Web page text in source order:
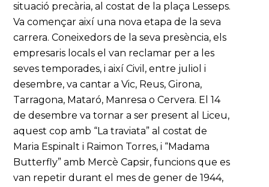
situació precària, al costat de la plaça Lesseps.
Va començar així una nova etapa de la seva
carrera. Coneixedors de la seva presència, els
empresaris locals el van reclamar per a les
seves temporades, i així Civil, entre juliol i
desembre, va cantar a Vic, Reus, Girona,
Tarragona, Mataró, Manresa o Cervera. El 14
de desembre va tornar a ser present al Liceu,
aquest cop amb “La traviata” al costat de
Maria Espinalt i Raimon Torres, i “Madama
Butterfly” amb Mercè Capsir, funcions que es
van repetir durant el mes de gener de 1944,